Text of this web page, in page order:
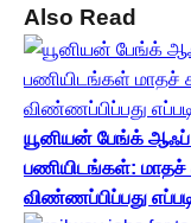
Also Read
யூனியன் பேங்க் ஆஃப்
பணியிடங்கள்: மாதச்
விண்ணப்பிப்பது